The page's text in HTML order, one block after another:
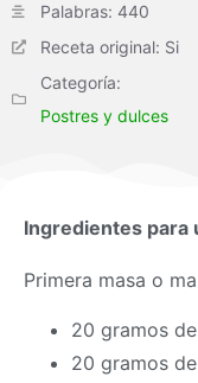
Palabras: 440
Receta original: Si
Categoría:
Postres y dulces
Ingredientes para
Primera masa o
20 gramos
20 gramos